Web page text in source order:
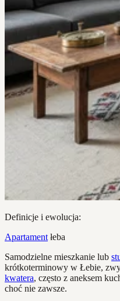
Definicje i ewolucja:
Apartament łeba
Samodzielne mieszkanie lub
krótkoterminowy w Łebie,
kwatera, często z aneksem
choć nie zawsze.